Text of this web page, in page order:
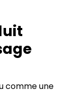
comme une